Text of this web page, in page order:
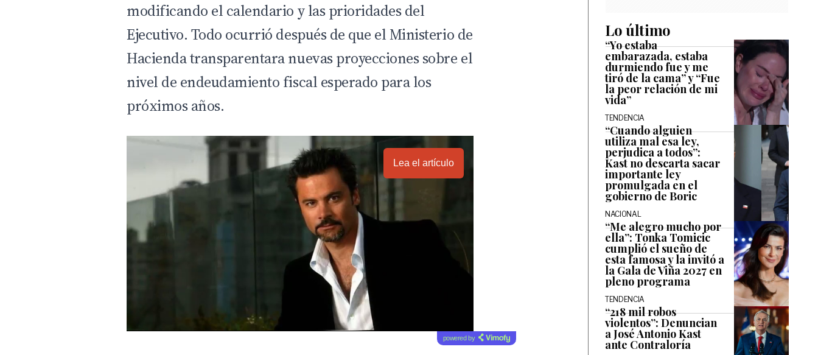
modificando el calendario y las prioridades del
Ejecutivo. Todo ocurrió después de que el Ministerio de
Hacienda transparentara nuevas proyecciones sobre el
nivel de endeudamiento fiscal esperado para los
próximos años.
Lea el artículo
powered by
Lo último
“Yo estaba
embarazada, estaba
durmiendo fue y me
tiró de la cama” y “Fue
la peor relación de mi
vida”
TENDENCIA
“Cuando alguien
utiliza mal esa ley,
perjudica a todos”:
Kast no descarta sacar
importante ley
promulgada en el
gobierno de Boric
NACIONAL
“Me alegro mucho por
ella”: Tonka Tomicic
cumplió el sueño de
esta famosa y la invitó a
la Gala de Viña 2027 en
pleno programa
TENDENCIA
“218 mil robos
violentos”: Denuncian
a José Antonio Kast
ante Contraloría